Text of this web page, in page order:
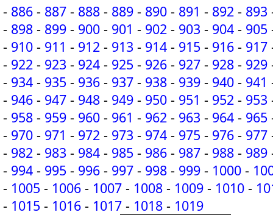
- 886 - 887 - 888 - 889 - 890 - 891 - 892 - 893
- 898 - 899 - 900 - 901 - 902 - 903 - 904 - 905
- 910 - 911 - 912 - 913 - 914 - 915 - 916 - 917
- 922 - 923 - 924 - 925 - 926 - 927 - 928 - 929
- 934 - 935 - 936 - 937 - 938 - 939 - 940 - 941
- 946 - 947 - 948 - 949 - 950 - 951 - 952 - 953
- 958 - 959 - 960 - 961 - 962 - 963 - 964 - 965
- 970 - 971 - 972 - 973 - 974 - 975 - 976 - 977
- 982 - 983 - 984 - 985 - 986 - 987 - 988 - 989
- 994 - 995 - 996 - 997 - 998 - 999 - 1000 -
- 1005 - 1006 - 1007 - 1008 - 1009 - 1010 -
- 1015 - 1016 - 1017 - 1018 - 1019